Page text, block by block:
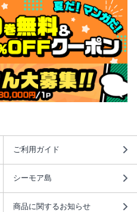
ご利用ガイド
シーモア島
商品に関するお知らせ